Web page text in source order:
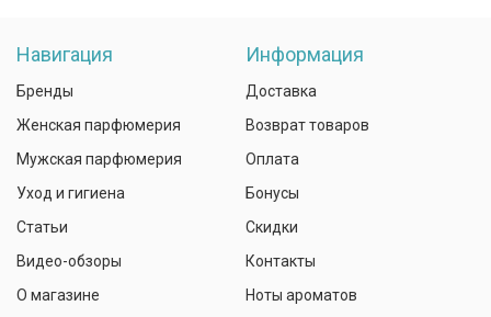
Навигация
Бренды
Женская парфюмерия
Мужская парфюмерия
Уход и гигиена
Статьи
Видео-обзоры
О магазине
Информация
Доставка
Возврат товаров
Оплата
Бонусы
Скидки
Контакты
Ноты ароматов